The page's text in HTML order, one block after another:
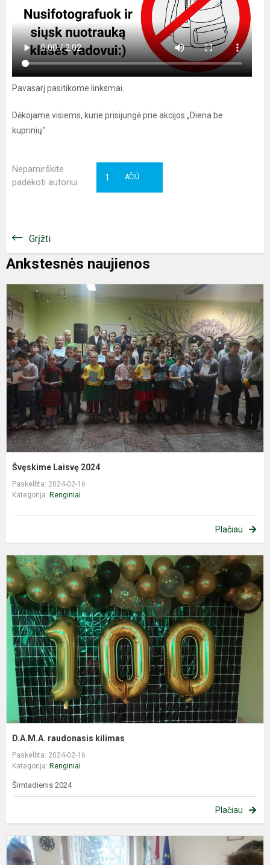
Pavasarį pasitikome linksmai.
Dėkojame visiems, kurie prisijungė prie akcijos „Diena be
kuprinių“.
Nepamirškite
padėkoti autoriui
AČIŪ
1
Grįžti
Ankstesnės naujienos
Švęskime Laisvę 2024
Paskelbta: 2024-02-16
Kategorija: Renginiai
Plačiau
D.A.M.A. raudonasis kilimas
Paskelbta: 2024-02-16
Kategorija: Renginiai
Šimtadienis 2024
Plačiau